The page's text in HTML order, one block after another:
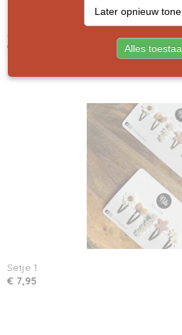
Setje summer pakket
€ 7,95
Setje 1
€ 7,95
Later opnieuw
Alles